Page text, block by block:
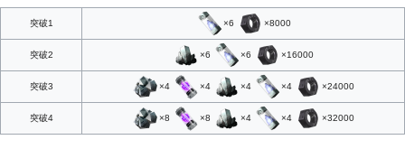
突破1 ×6 ×8000
突破2 ×6 ×6 ×16000
突破3 ×4 ×4 ×4 ×4 ×24000
突破4 ×8 ×8 ×4 ×4 ×32000